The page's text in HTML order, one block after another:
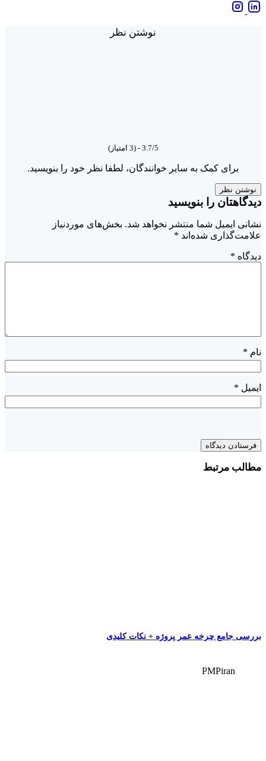
مدیریت
نوشتن نظر
3.7/5 - (3 امتیاز)
برای کمک به سایر خوانندگان، لطفا نظر خود را بنویسید.
نوشتن نظر
دیدگاهتان را بنویسید
نشانی ایمیل شما منتشر نخواهد شد. بخش‌های موردنیاز
علامت‌گذاری شده‌اند *
دیدگاه *
نام *
ایمیل *
مطالب مرتبط
بررسی جامع چرخه عمر پروژه + نکات کلیدی
PMPiran